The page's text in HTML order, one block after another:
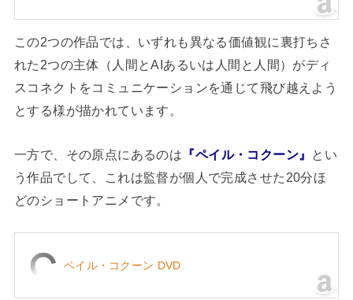
この2つの作品では、いずれも異なる価値観に裏打ちさ
れた2つの主体（人間とAIあるいは人間と人間）がディ
スコネクトをコミュニケーションを通じて飛び越えよう
とする様が描かれています。
一方で、その原点にあるのは 『ペイル・コクーン』
とい
う作品でして、これは監督が個人で完成させた20分ほ
どのショートアニメです。
ペイル・コクーン DVD